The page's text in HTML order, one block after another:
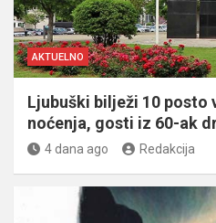
AKTUELNO
Ljubuški bilježi 10 posto
noćenja, gosti iz 60-ak
4 dana ago Redakcija